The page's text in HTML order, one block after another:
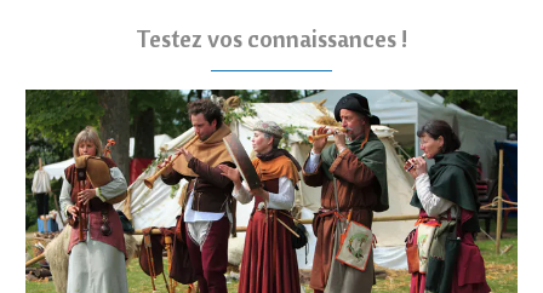
Testez vos connaissances !